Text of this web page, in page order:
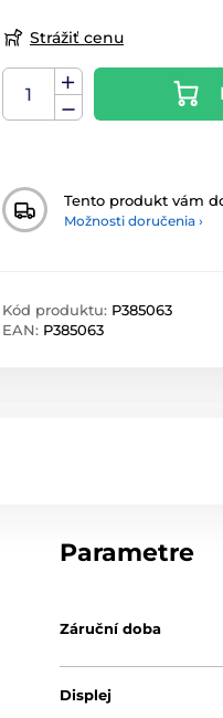
Strážiť cenu
Tento produkt vám
Možnosti doručenia ›
Kód produktu: P385063
EAN: P385063
Parametre
Záruční doba
Displej